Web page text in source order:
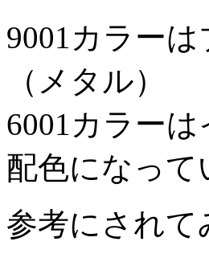
9001カラー
（メタル）
6001カラー
配色になって
参考にされ